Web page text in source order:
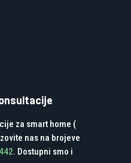
za smart home (
nas na brojeve
. Dostupni smo i